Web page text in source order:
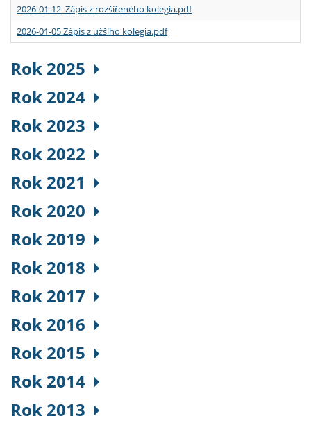
2026-01-12 Zápis z rozšířeného kolegia.pdf
2026-01-05 Zápis z užšího kolegia.pdf
Rok 2025
Rok 2024
Rok 2023
Rok 2022
Rok 2021
Rok 2020
Rok 2019
Rok 2018
Rok 2017
Rok 2016
Rok 2015
Rok 2014
Rok 2013